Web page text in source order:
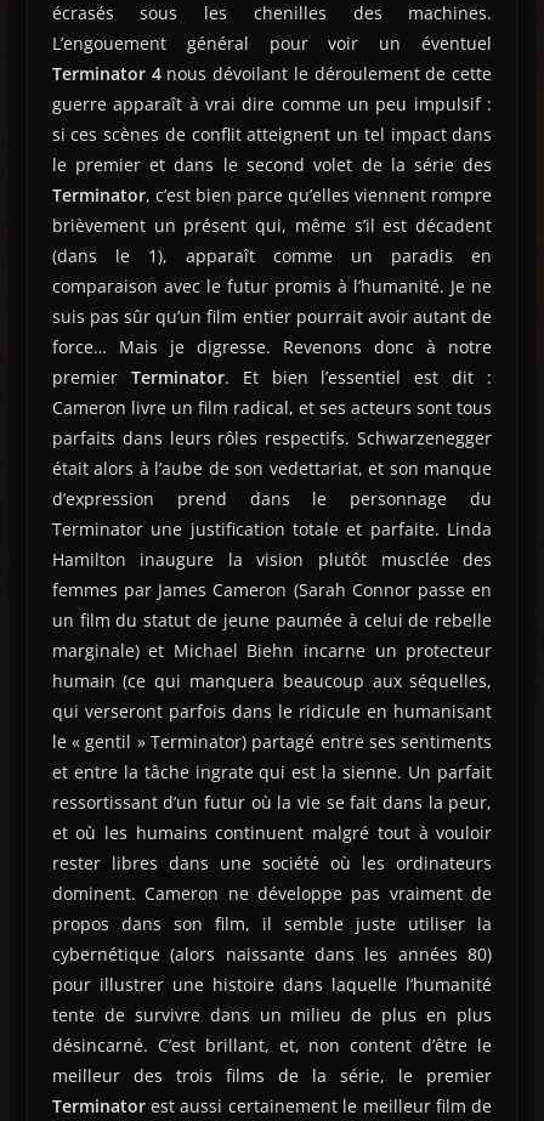
écrasés sous les chenilles des machines.
L’engouement général pour voir un éventuel
Terminator 4nous dévoilant le déroulement de cette
guerre apparaît à vrai dire comme un peu impulsif :
si ces scènes de conflit atteignent un tel impact dans
le premier et dans le second volet de la série des
Terminator, c’est bien parce qu’elles viennent rompre
brièvement un présent qui, même s’il est décadent
(dans le 1), apparaît comme un paradis en
comparaison avec le futur promis à l’humanité. Je ne
suis pas sûr qu’un film entier pourrait avoir autant de
force… Mais je digresse. Revenons donc à notre
premier Terminator. Et bien l’essentiel est dit :
Cameron livre un film radical, et ses acteurs sont tous
parfaits dans leurs rôles respectifs. Schwarzenegger
était alors à l’aube de son vedettariat, et son manque
d’expression prend dans le personnage du
Terminator une justification totale et parfaite. Linda
Hamilton inaugure la vision plutôt musclée des
femmes par James Cameron (Sarah Connor passe en
un film du statut de jeune paumée à celui de rebelle
marginale) et Michael Biehn incarne un protecteur
humain (ce qui manquera beaucoup aux séquelles,
qui verseront parfois dans le ridicule en humanisant
le « gentil » Terminator) partagé entre ses sentiments
et entre la tâche ingrate qui est la sienne. Un parfait
ressortissant d’un futur où la vie se fait dans la peur,
et où les humains continuent malgré tout à vouloir
rester libres dans une société où les ordinateurs
dominent. Cameron ne développe pas vraiment de
propos dans son film, il semble juste utiliser la
cybernétique (alors naissante dans les années 80)
pour illustrer une histoire dans laquelle l’humanité
tente de survivre dans un milieu de plus en plus
désincarné. C’est brillant, et, non content d’être le
meilleur des trois films de la série, le premier
Terminatorest aussi certainement le meilleur film de